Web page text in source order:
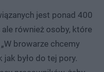
jest ponad 400
również osoby, które
browarze chcemy
było do tej pory.